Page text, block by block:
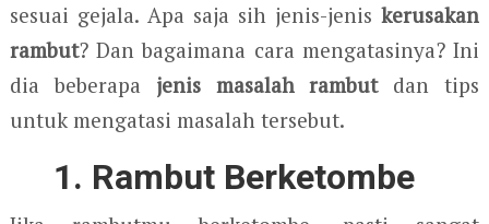
sesuai gejala. Apa saja sih jenis-jeniskerusakan
rambut? Dan bagaimana cara mengatasinya? Ini
dia beberapa jenis masalah rambutdan tips
untuk mengatasi masalah tersebut.
1. Rambut Berketombe